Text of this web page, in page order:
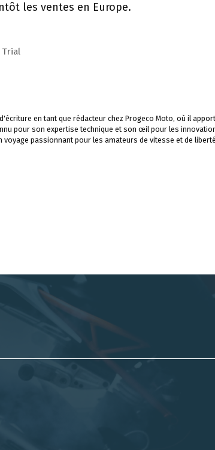
les ventes en Europe.
Trial
en tant que rédacteur chez Progeco Moto, où il
pour son expertise technique et son œil pour les
passionnant pour les amateurs de vitesse et de